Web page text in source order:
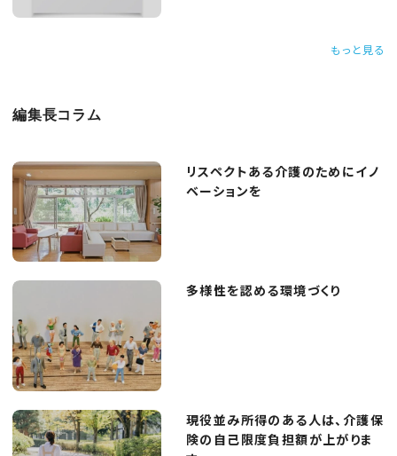
もっと見る
編集長コラム
リスペクトある介護のためにイノ
ベーションを
多様性を認める環境づくり
現役並み所得のある人は、介護保
険の自己限度負担額が上がりま